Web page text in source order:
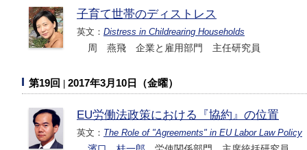
子育て世帯のディストレス
英文： Distress in Childrearing Households
周 燕飛 企業と雇用部門 主任研究員
第19回 2017年3月10日（金曜）
EU労働法政策における『協約』の位置
英文： The Role of "Agreements" in EU Labor Law Policy